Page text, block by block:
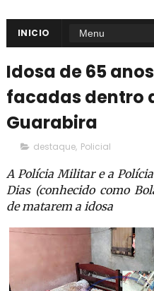
INICIO
Idosa de 65
facadas dentro
Guarabira
destaque, Policial
A Polícia Militar e a
Dias (conhecido como
de matarem a idosa